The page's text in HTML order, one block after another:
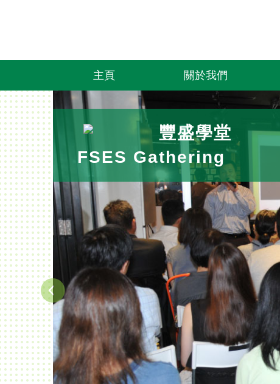
主頁 關於我們
豐盛學堂
FSES Gathering